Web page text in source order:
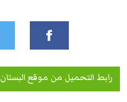
رابط التحميل من موقع البستان